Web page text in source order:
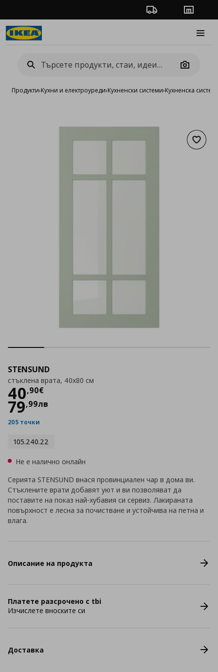
Проследяване на
Camera
Продукти›Кухни и електроуреди›Кухненски системи›Кухненска
STENSUND
стъклена врата, 40x80 см
40,90€
Цена
79,99лв
205 точки
105.240.22
Не е налично онлайн
Серията STENSUND внася провинциален чар в дома ви.
Стъклените врати добавят уют и ви позволяват да
поставите на показ най-хубавия си сервиз. Лакираната
повърхност е лесна за почистване и устойчива на петна и
влага.
Описание на продукта
Платете разсрочено с tbi
Изчислете вноските си
Доставка